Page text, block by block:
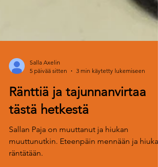
5 päivää sitten
3 min käytetty lukemiseen
Ränttiä ja tajunnanvirtaa
tästä hetkestä
Sallan Paja on muuttanut ja hiukan